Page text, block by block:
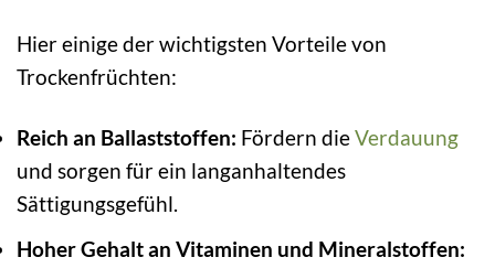
Hier einige der wichtigsten Vorteile von
Trockenfrüchten:
Reich an Ballaststoffen: Fördern dieVerdauung
und sorgen für ein langanhaltendes
Sättigungsgefühl.
Hoher Gehalt an Vitaminen und Mineralstoffen: